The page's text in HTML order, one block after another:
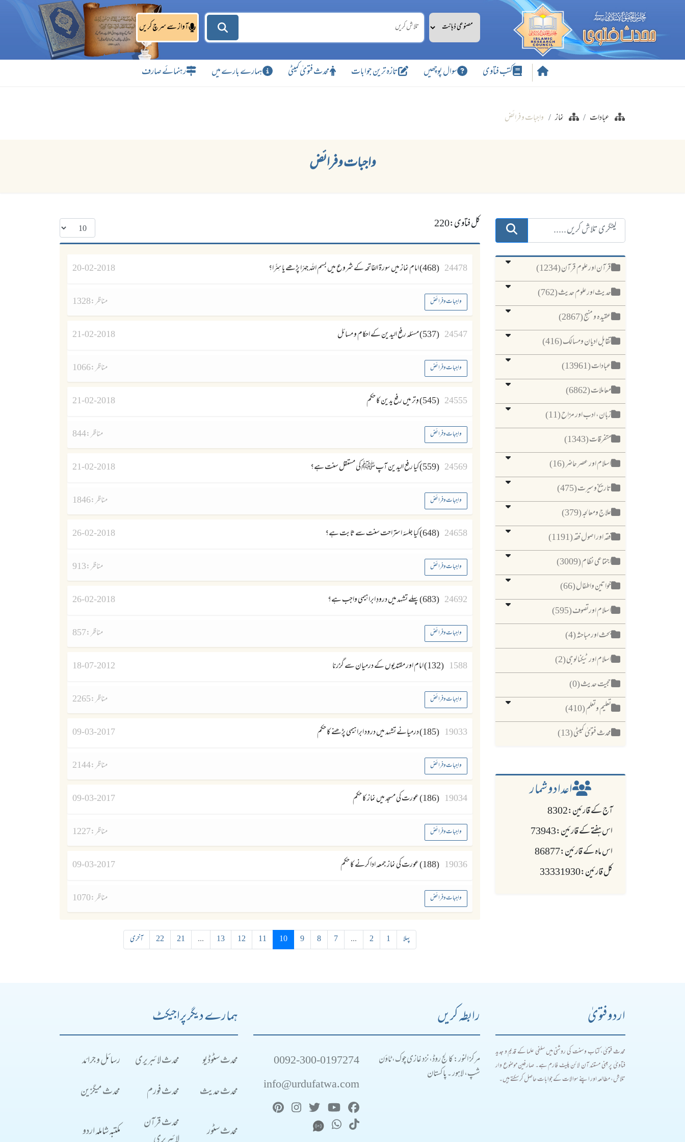
آواز سے سرچ کریں
کتب فتاوی سوال پوچھیں تازہ ترین جوابات محدث فتویٰ کمیٹی ہمارے بارے میں رہنمائے صارف
عبادات نماز واجبات وفرائض
واجبات وفرائض
قرآن اور علوم قرآن (1234)
حدیث اور علوم حدیث (762)
عقیدہ و منہج (2867)
تقابل ادیان ومسالک (416)
عبادات (13961)
معاملات (6862)
زبان، ادب اور مزاح (11)
متفرقات (1343)
اسلام اور عصر حاضر (16)
تاریخ وسیرت (475)
علاج ومعالجہ (379)
فقہ اور اصول فقہ (1191)
اجتماعی نظام (3009)
خواتین واطفال (66)
اسلام اورتصوف (595)
بحث اور مباحثہ (4)
اسلام اور ٹیکنا لوجی (2)
حجیت حدیث (0)
تعلیم وتعلم (410)
محدث فتویٰ کمیٹی (13)
اعدادو شمار
آج کے قارئین:8302
اس ہفتے کے قارئین:73943
اس ماہ کے قارئین:86877
کل قارئین:33331930
کل فتاوی:220
24478 (468) امام نماز میں سورۃ الفاتحہ کے شروع میں بسم اللہ جہرًا پڑھے یا سِرًّا؟ 20-02-2018
واجبات وفرائض مناظر :1328
24547 (537) مسئلہ رفع الیدین کے احکام و مسائل 21-02-2018
واجبات وفرائض مناظر :1066
24555 (545) وِتر میں رفع یدین کا حکم 21-02-2018
واجبات وفرائض مناظر :844
24569 (559) کیا رفع الیدین آپ ﷺ کی مستقل سنت ہے؟ 21-02-2018
واجبات وفرائض مناظر :1846
24658 (648) کیا جلسۂ استراحت سنت سے ثابت ہے؟ 26-02-2018
واجبات وفرائض مناظر :913
24692 (683) پہلے تشہد میں درودِ ابراہیمی واجب ہے؟ 26-02-2018
واجبات وفرائض مناظر :857
1588 (132) امام اور مقتدیوں کے درمیان سے گزرنا 18-07-2012
واجبات وفرائض مناظر :2265
19033 (185) درمیانے تشہد میں درود ابراہیمی پڑھنے کا حکم 09-03-2017
واجبات وفرائض مناظر :2144
19034 (186) عورت کی مسجد میں نماز کا حکم 09-03-2017
واجبات وفرائض مناظر :1227
19036 (188) عورت کی نماز جمعہ ادا کرنے کا حکم 09-03-2017
واجبات وفرائض مناظر :1070
پہلا 1
2
...
7
8
9
10
11
12
13
...
21
22 آخری
اردو فتویٰ
محدث فتویٰ، کتاب و سنت کی روشنی میں سلفی علما کے قدیم و جدید
فتاویٰ پر مبنی مستند آن لائن پلیٹ فارم ہے۔ صارفین موضوع وار
تلاش، مطالعہ اور اپنے سوالات کے جوابات حاصل کر سکتے ہیں۔
رابطہ کریں
مرکز النور: کالج روڈ، نزد غازی چوک، ٹاؤن
شپ، لاہور ۔ پاکستان
0092-300-0197274
info@urdufatwa.com
ہمارے دیگر پراجیکٹ
محدث سٹوڈیو محدث لائبریری
رسائل و جرائد
محدث حدیث
محدث فورم محدث میگزین
محدث سٹور
محدث قرآن
مکتبہ شاملہ اردو